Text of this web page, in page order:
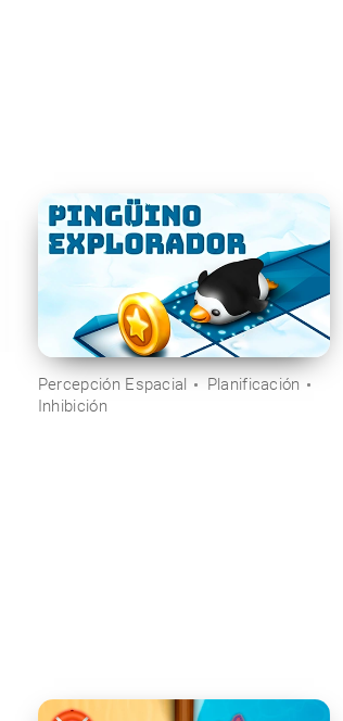
Percepción Espacial
Planificación
Inhibición